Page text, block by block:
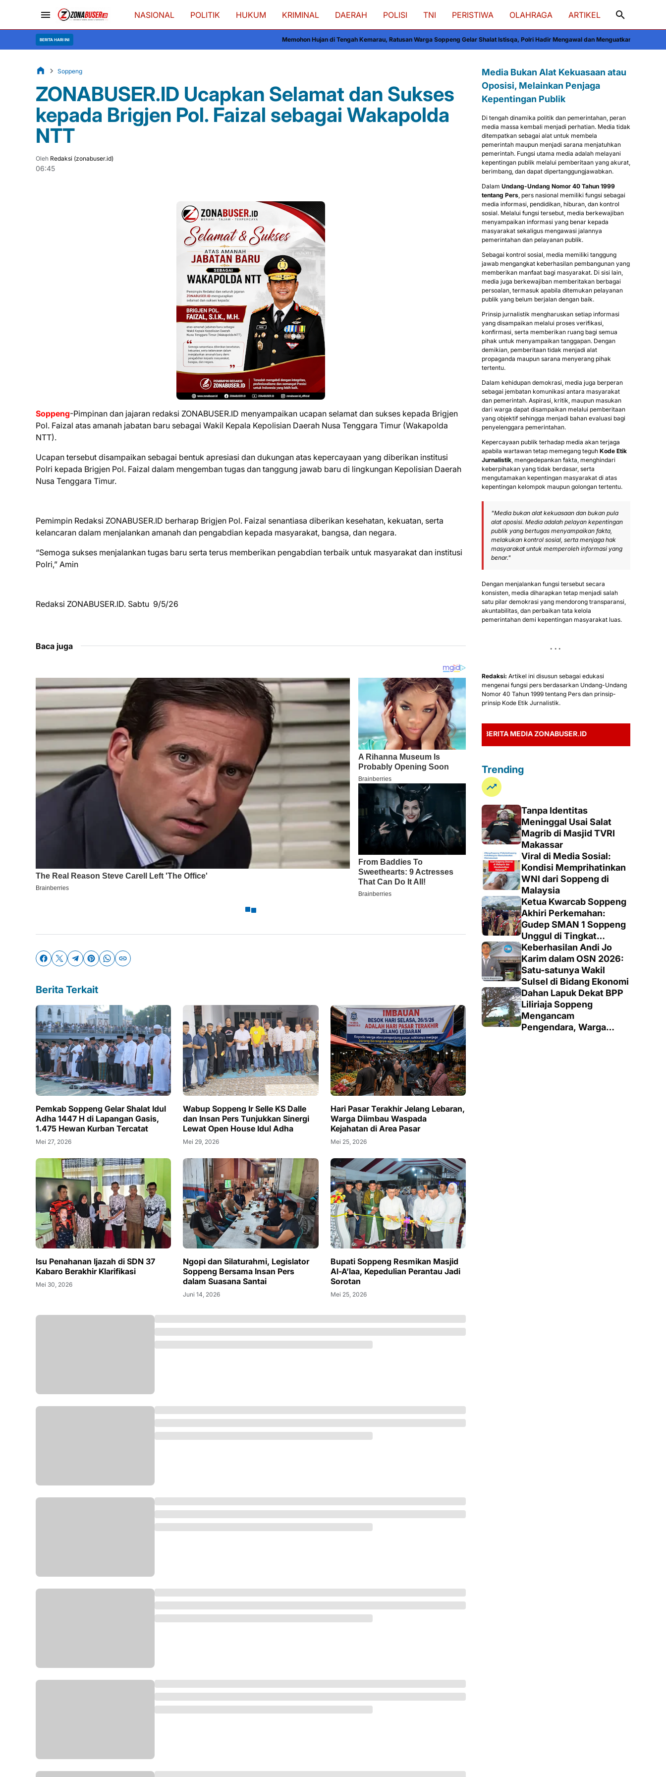
NASIONAL POLITIK HUKUM KRIMINAL DAERAH POLISI TNI PERISTIWA OLAHRAGA ARTIKEL
BERITA HARI INI Memohon Hujan di Tengah Kemarau, Ratusan Warga Soppeng Gelar Shalat Istisqa, Polri Hadir Mengawal dan Menguatkan KebersamaanDahan Lapuk Dekat
Soppeng
ZONABUSER.ID Ucapkan Selamat dan Sukses
kepada Brigjen Pol. Faizal sebagai Wakapolda
NTT
Oleh Redaksi (zonabuser.id)
06:45
Soppeng-Pimpinan dan jajaran redaksi ZONABUSER.ID menyampaikan ucapan selamat dan sukses kepada Brigjen
Pol. Faizal atas amanah jabatan baru sebagai Wakil Kepala Kepolisian Daerah Nusa Tenggara Timur (Wakapolda
NTT).
Ucapan tersebut disampaikan sebagai bentuk apresiasi dan dukungan atas kepercayaan yang diberikan institusi
Polri kepada Brigjen Pol. Faizal dalam mengemban tugas dan tanggung jawab baru di lingkungan Kepolisian Daerah
Nusa Tenggara Timur.
Pemimpin Redaksi ZONABUSER.ID berharap Brigjen Pol. Faizal senantiasa diberikan kesehatan, kekuatan, serta
kelancaran dalam menjalankan amanah dan pengabdian kepada masyarakat, bangsa, dan negara.
“Semoga sukses menjalankan tugas baru serta terus memberikan pengabdian terbaik untuk masyarakat dan institusi
Polri,” Amin
Redaksi ZONABUSER.ID. Sabtu 9/5/26
Baca juga
Berita Terkait
Pemkab Soppeng Gelar Shalat Idul
Adha 1447 H di Lapangan Gasis,
1.475 Hewan Kurban Tercatat
Mei 27, 2026
Wabup Soppeng Ir Selle KS Dalle
dan Insan Pers Tunjukkan Sinergi
Lewat Open House Idul Adha
Mei 29, 2026
Hari Pasar Terakhir Jelang Lebaran,
Warga Diimbau Waspada
Kejahatan di Area Pasar
Mei 25, 2026
Isu Penahanan Ijazah di SDN 37
Kabaro Berakhir Klarifikasi
Mei 30, 2026
Ngopi dan Silaturahmi, Legislator
Soppeng Bersama Insan Pers
dalam Suasana Santai
Juni 14, 2026
Bupati Soppeng Resmikan Masjid
Al-A’laa, Kepedulian Perantau Jadi
Sorotan
Mei 25, 2026
Media Bukan Alat Kekuasaan atau
Oposisi, Melainkan Penjaga
Kepentingan Publik
Di tengah dinamika politik dan pemerintahan, peran
media massa kembali menjadi perhatian. Media tidak
ditempatkan sebagai alat untuk membela
pemerintah maupun menjadi sarana menjatuhkan
pemerintah. Fungsi utama media adalah melayani
kepentingan publik melalui pemberitaan yang akurat,
berimbang, dan dapat dipertanggungjawabkan.
Dalam Undang-Undang Nomor 40 Tahun 1999
tentang Pers, pers nasional memiliki fungsi sebagai
media informasi, pendidikan, hiburan, dan kontrol
sosial. Melalui fungsi tersebut, media berkewajiban
menyampaikan informasi yang benar kepada
masyarakat sekaligus mengawasi jalannya
pemerintahan dan pelayanan publik.
Sebagai kontrol sosial, media memiliki tanggung
jawab mengangkat keberhasilan pembangunan yang
memberikan manfaat bagi masyarakat. Di sisi lain,
media juga berkewajiban memberitakan berbagai
persoalan, termasuk apabila ditemukan pelayanan
publik yang belum berjalan dengan baik.
Prinsip jurnalistik mengharuskan setiap informasi
yang disampaikan melalui proses verifikasi,
konfirmasi, serta memberikan ruang bagi semua
pihak untuk menyampaikan tanggapan. Dengan
demikian, pemberitaan tidak menjadi alat
propaganda maupun sarana menyerang pihak
tertentu.
Dalam kehidupan demokrasi, media juga berperan
sebagai jembatan komunikasi antara masyarakat
dan pemerintah. Aspirasi, kritik, maupun masukan
dari warga dapat disampaikan melalui pemberitaan
yang objektif sehingga menjadi bahan evaluasi bagi
penyelenggara pemerintahan.
Kepercayaan publik terhadap media akan terjaga
apabila wartawan tetap memegang teguh Kode Etik
Jurnalistik, mengedepankan fakta, menghindari
keberpihakan yang tidak berdasar, serta
mengutamakan kepentingan masyarakat di atas
kepentingan kelompok maupun golongan tertentu.
"Media bukan alat kekuasaan dan bukan pula
alat oposisi. Media adalah pelayan kepentingan
publik yang bertugas menyampaikan fakta,
melakukan kontrol sosial, serta menjaga hak
masyarakat untuk memperoleh informasi yang
benar."
Dengan menjalankan fungsi tersebut secara
konsisten, media diharapkan tetap menjadi salah
satu pilar demokrasi yang mendorong transparansi,
akuntabilitas, dan perbaikan tata kelola
pemerintahan demi kepentingan masyarakat luas.
Redaksi: Artikel ini disusun sebagai edukasi
mengenai fungsi pers berdasarkan Undang-Undang
Nomor 40 Tahun 1999 tentang Pers dan prinsip-
prinsip Kode Etik Jurnalistik.
TERIMA KASIH TELAH MEMBACA BERITA MEDIA ZONABUSER.ID
Trending
Tanpa Identitas
Meninggal Usai Salat
Magrib di Masjid TVRI
Makassar
Viral di Media Sosial:
Kondisi Memprihatinkan
WNI dari Soppeng di
Malaysia
Ketua Kwarcab Soppeng
Akhiri Perkemahan:
Gudep SMAN 1 Soppeng
Unggul di Tingkat
Penegak
Keberhasilan Andi Jo
Karim dalam OSN 2026:
Satu-satunya Wakil
Sulsel di Bidang Ekonomi
Dahan Lapuk Dekat BPP
Liliriaja Soppeng
Mengancam
Pengendara, Warga